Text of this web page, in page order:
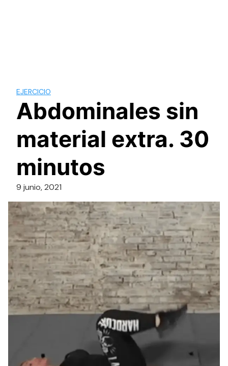
EJERCICIO
Abdominales sin
material extra. 30
minutos
9 junio, 2021